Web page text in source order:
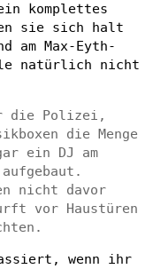
komplettes
sie sich halt
am Max-Eyth-
natürlich nicht
die Polizei,
die Menge
ein DJ am
nicht davor
vor Haustüren
wenn ihr